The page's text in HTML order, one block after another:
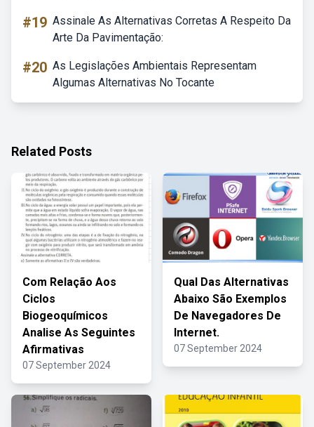
#19 Assinale As Alternativas Corretas A Respeito Da
Arte Da Pavimentação:
#20 As Legislações Ambientais Representam
Algumas Alternativas No Tocante
Related Posts
Com Relação Aos
Ciclos
Biogeoquímicos
Analise As Seguintes
Afirmativas
07 September 2024
Qual Das Alternativas
Abaixo São Exemplos
De Navegadores De
Internet.
07 September 2024